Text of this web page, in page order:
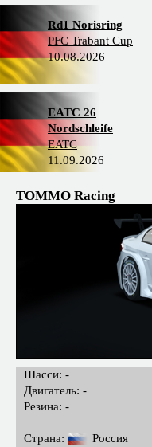
Rd1 Norisring
PFC Trabant Cup
10.08.2026
EATC 26
Nordschleife
EATC
11.09.2026
TOMMO Racing
Шасси: -
Двигатель: -
Резина: -
Страна:
Россия